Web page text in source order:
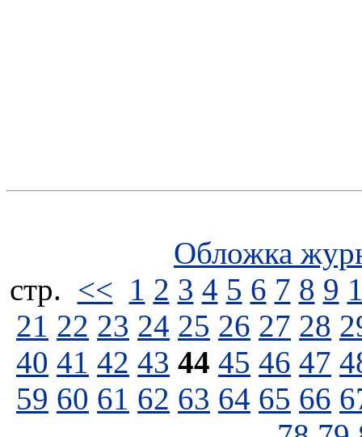
Обложка
стp. << 1 2 3 4 5 6 7 8 9
21 22 23 24 25 26 27 28
40 41 42 43 44 45 46 47
59 60 61 62 63 64 65 66